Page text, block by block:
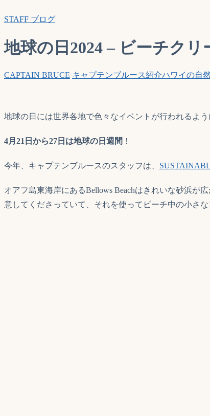
STAFF ブログ
地球の日2024 – ビーチク
CAPTAIN BRUCE キャプテンブルース紹介ハワイの自然
地球の日には世界各地で色々なイベントが行われるよう
4月21日から27日は地球の日週間 ！
今年、キャプテンブルースのスタッフは、
オアフ島東海岸にあるBellows Beachはきれいな砂浜が
意してくださっていて、それを使ってビーチ中の小さな